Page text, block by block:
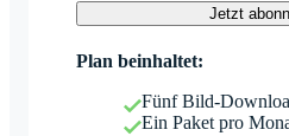
Jetzt
Plan beinhaltet:
Fünf Bild-
Ein Paket pro